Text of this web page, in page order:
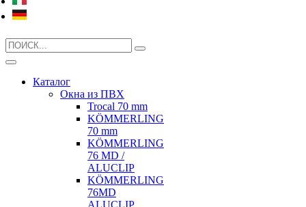
Search
for:
Каталог
Окна из ПВХ
Trocal 70 mm
KÖMMERLING
70 mm
KÖMMERLING
76 MD /
ALUCLIP
KÖMMERLING
76MD
ALUCLIP